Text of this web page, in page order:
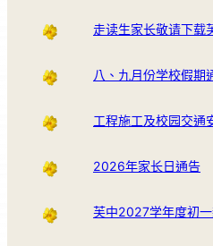
走读生家长敬请下载
八、九月份学校假期
工程施工及校园交通
2026年家长日通告
芙中2027学年度初